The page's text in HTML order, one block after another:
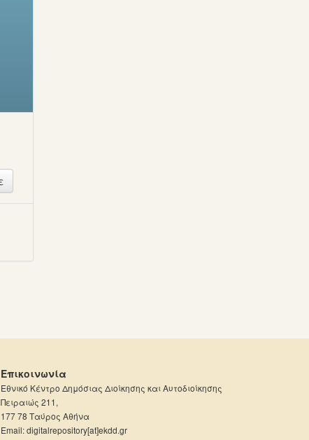
Επικοινωνία
Εθνικό Κέντρο Δημόσιας Διοίκησης και Αυτοδιοίκησης
Πειραιώς 211,
177 78 Ταύρος Αθήνα
Email: digitalrepository[at]ekdd.gr